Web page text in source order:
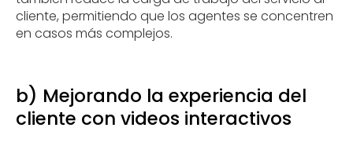
cliente, permitiendo que los agentes se concentren
en casos más complejos.
b) Mejorando la experiencia del
cliente con videos interactivos